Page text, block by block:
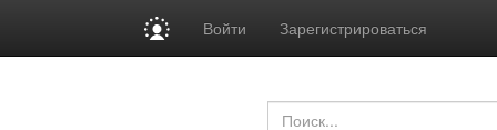
Войти Зарегистрироваться